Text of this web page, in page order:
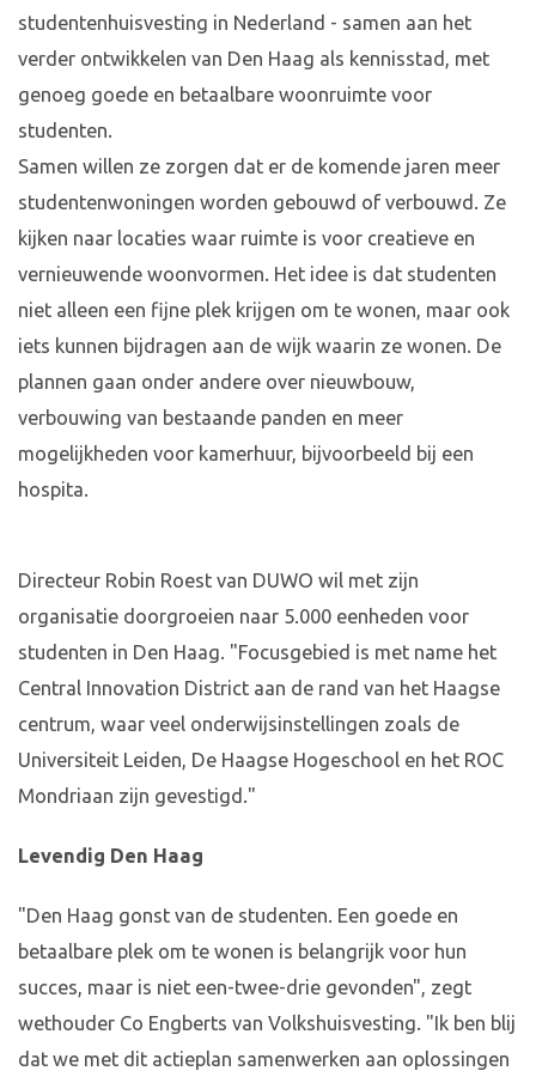
studentenhuisvesting in Nederland - samen aan het
verder ontwikkelen van Den Haag als kennisstad, met
genoeg goede en betaalbare woonruimte voor
studenten.
Samen willen ze zorgen dat er de komende jaren meer
studentenwoningen worden gebouwd of verbouwd. Ze
kijken naar locaties waar ruimte is voor creatieve en
vernieuwende woonvormen. Het idee is dat studenten
niet alleen een fijne plek krijgen om te wonen, maar ook
iets kunnen bijdragen aan de wijk waarin ze wonen. De
plannen gaan onder andere over nieuwbouw,
verbouwing van bestaande panden en meer
mogelijkheden voor kamerhuur, bijvoorbeeld bij een
hospita.
Directeur Robin Roest van DUWO wil met zijn
organisatie doorgroeien naar 5.000 eenheden voor
studenten in Den Haag. "Focusgebied is met name het
Central Innovation District aan de rand van het Haagse
centrum, waar veel onderwijsinstellingen zoals de
Universiteit Leiden, De Haagse Hogeschool en het ROC
Mondriaan zijn gevestigd."
Levendig Den Haag
"Den Haag gonst van de studenten. Een goede en
betaalbare plek om te wonen is belangrijk voor hun
succes, maar is niet een-twee-drie gevonden", zegt
wethouder Co Engberts van Volkshuisvesting. "Ik ben blij
dat we met dit actieplan samenwerken aan oplossingen